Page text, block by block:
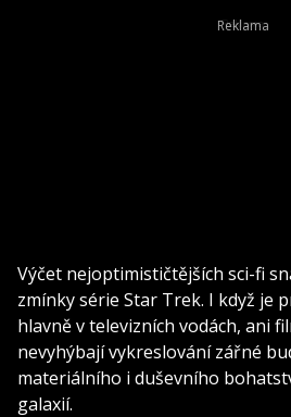
Výčet nejoptimističtějších sci-fi
zmínky série Star Trek. I když je
hlavně v televizních vodách, ani
nevyhýbají vykreslování zářné
materiálního i duševního
galaxií.